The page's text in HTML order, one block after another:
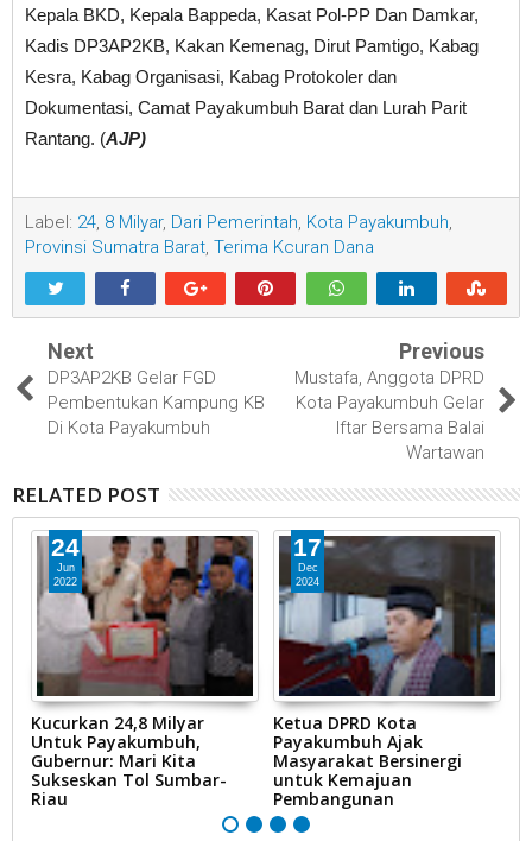
Kepala BKD, Kepala Bappeda, Kasat Pol-PP Dan Damkar,
Kadis DP3AP2KB, Kakan Kemenag, Dirut Pamtigo, Kabag
Kesra, Kabag Organisasi, Kabag Protokoler dan
Dokumentasi, Camat Payakumbuh Barat dan Lurah Parit
Rantang. (AJP)
Label: 24 8 Milyar, Dari Pemerintah Kota Payakumbuh
Provinsi Sumatra Barat Terima Kcuran Dana
Next
DP3AP2KB Gelar FGD
Pembentukan Kampung KB
Di Kota Payakumbuh
Previous
Mustafa, Anggota DPRD
Kota Payakumbuh Gelar
Iftar Bersama Balai
Wartawan
RELATED POST
24
Jun
2022
Kucurkan 24,8 Milyar
Untuk Payakumbuh,
Gubernur: Mari Kita
Sukseskan Tol Sumbar-
Riau
17
Dec
2024
Ketua DPRD Kota
Payakumbuh Ajak
Masyarakat Bersinergi
untuk Kemajuan
Pembangunan